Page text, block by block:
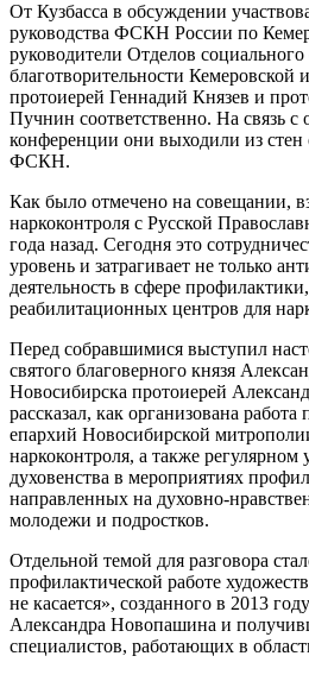
От Кузбасса в обсуждении
руководства ФСКН России по
руководители Отделов
благотворительности
протоиерей Геннадий Князев и
Пучнин соответственно. На связь с
конференции они выходили из стен
ФСКН.
Как было отмечено на совещании,
наркоконтроля с Русской
года назад. Сегодня это
уровень и затрагивает не только
деятельность в сфере
реабилитационных центров для
Перед собравшимися выступил
святого благоверного князя
Новосибирска протоиерей
рассказал, как организована
епархий Новосибирской
наркоконтроля, а также регулярном
духовенства в мероприятиях
направленных на духовно-
молодежи и подростков.
Отдельной темой для разговора
профилактической работе
не касается», созданного в 2013
Александра Новопашина и
специалистов, работающих в